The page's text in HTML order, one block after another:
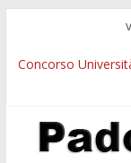
Concorso
Notizie di Padova
tregua dal caldo
Slow Looking agli